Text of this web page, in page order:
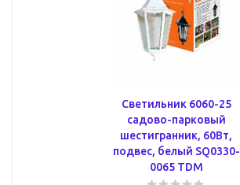
Светильник 6060-25
садово-парковый
шестигранник, 60Вт,
подвес, белый SQ0330-
0065 TDM